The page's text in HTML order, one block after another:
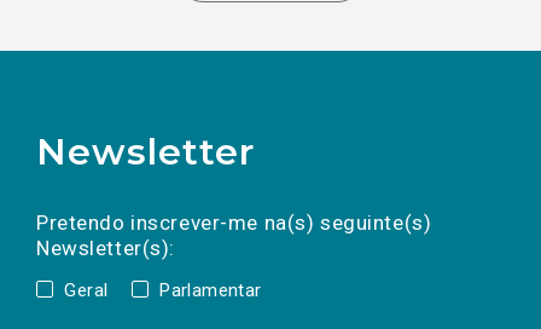
Newsletter
Pretendo inscrever-me na(s) seguinte(s)
Newsletter(s):
Geral Parlamentar
a(s) newsletter(s).
mail